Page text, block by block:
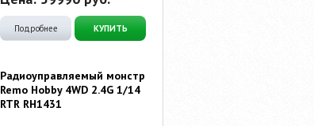
Подробнее КУПИТЬ
Радиоуправляемый монстр
Remo Hobby 4WD 2.4G 1/14
RTR RH1431